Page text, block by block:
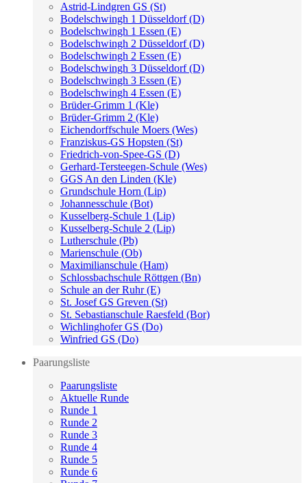
Astrid-Lindgren GS (St)
Bodelschwingh 1 Düsseldorf (D)
Bodelschwingh 1 Essen (E)
Bodelschwingh 2 Düsseldorf (D)
Bodelschwingh 2 Essen (E)
Bodelschwingh 3 Düsseldorf (D)
Bodelschwingh 3 Essen (E)
Bodelschwingh 4 Essen (E)
Brüder-Grimm 1 (Kle)
Brüder-Grimm 2 (Kle)
Eichendorffschule Moers (Wes)
Franziskus-GS Hopsten (St)
Friedrich-von-Spee-GS (D)
Gerhard-Tersteegen-Schule (Wes)
GGS An den Linden (Kle)
Grundschule Horn (Lip)
Johannesschule (Bot)
Kusselberg-Schule 1 (Lip)
Kusselberg-Schule 2 (Lip)
Lutherschule (Pb)
Marienschule (Ob)
Maximilianschule (Ham)
Schlossbachschule Röttgen (Bn)
Schule an der Ruhr (E)
St. Josef GS Greven (St)
St. Sebastianschule Raesfeld (Bor)
Wichlinghofer GS (Do)
Winfried GS (Do)
Paarungsliste
Paarungsliste
Aktuelle Runde
Runde 1
Runde 2
Runde 3
Runde 4
Runde 5
Runde 6